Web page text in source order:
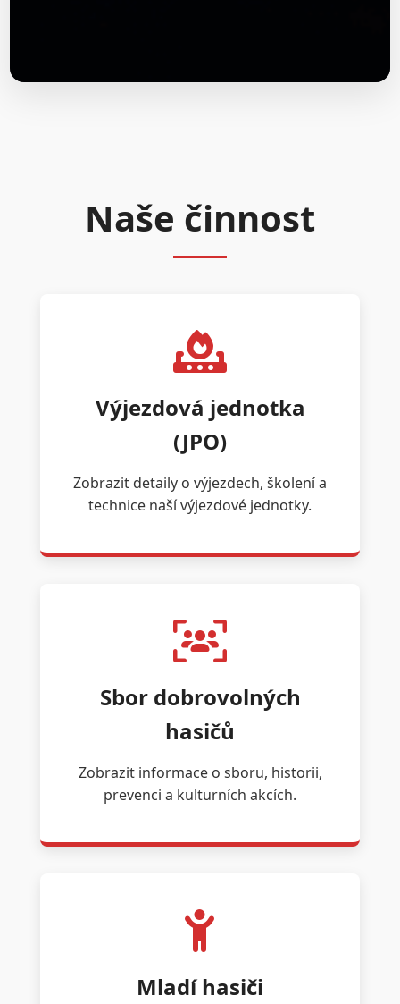
Naše činnost
Výjezdová jednotka
(JPO)
Zobrazit detaily o výjezdech, školení a
technice naší výjezdové jednotky.
Sbor dobrovolných
hasičů
Zobrazit informace o sboru, historii,
prevenci a kulturních akcích.
Mladí hasiči